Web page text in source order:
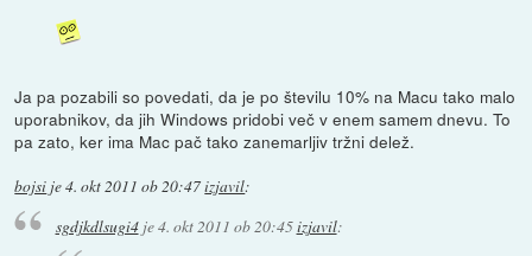
Ja pa pozabili so povedati, da je po številu 10% na Macu tako malo
uporabnikov, da jih Windows pridobi več v enem samem dnevu. To
pa zato, ker ima Mac pač tako zanemarljiv tržni delež.
bojsi je4. okt 2011 ob 20:47izjavil:
sgdjkdlsugi4je4. okt 2011 ob 20:45izjavil: